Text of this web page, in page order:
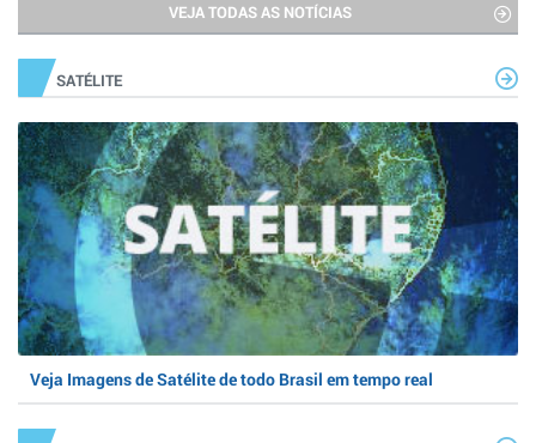
VEJA TODAS AS NOTÍCIAS
SATÉLITE
Veja Imagens de Satélite de todo Brasil em tempo real